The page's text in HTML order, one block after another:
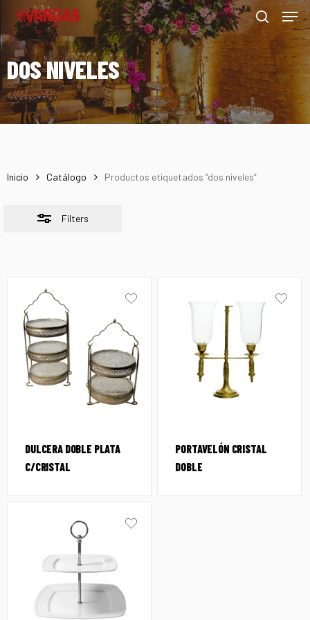
Skip
main
content
search
Menu
DOS NIVELES
Inicio Catálogo Productos etiquetados “dos niveles”
Filters
Close
Filters
DULCERA DOBLE PLATA
C/CRISTAL
PORTAVELÓN CRISTAL
DOBLE
Menu